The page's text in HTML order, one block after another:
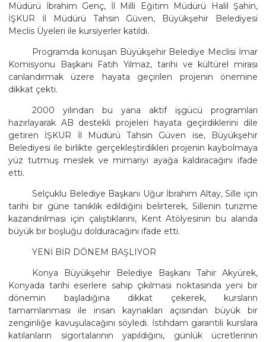
Müdürü İbrahim Genç, İl Milli Eğitim Müdürü Halil Şahin,
İŞKUR İl Müdürü Tahsin Güven, Büyükşehir Belediyesi
Meclis Üyeleri ile kursiyerler katıldı.
Programda konuşan Büyükşehir Belediye Meclisi İmar
Komisyonu Başkanı Fatih Yılmaz, tarihi ve kültürel mirası
canlandırmak üzere hayata geçirilen projenin önemine
dikkat çekti.
2000 yılından bu yana aktif işgücü programları
hazırlayarak AB destekli projeleri hayata geçirdiklerini dile
getiren İŞKUR İl Müdürü Tahsin Güven ise, Büyükşehir
Belediyesi ile birlikte gerçekleştirdikleri projenin kaybolmaya
yüz tutmuş meslek ve mimariyi ayağa kaldıracağını ifade
etti.
Selçuklu Belediye Başkanı Uğur İbrahim Altay, Sille için
tarihi bir güne tanıklık edildiğini belirterek, Sillenin turizme
kazandırılması için çalıştıklarını, Kent Atölyesinin bu alanda
büyük bir boşluğu dolduracağını ifade etti.
YENİ BİR DÖNEM BAŞLIYOR
Konya Büyükşehir Belediye Başkanı Tahir Akyürek,
Konyada tarihi eserlere sahip çıkılması noktasında yeni bir
dönemin başladığına dikkat çekerek, kursların
tamamlanması ile insan kaynakları açısından büyük bir
zenginliğe kavuşulacağını söyledi. İstihdam garantili kurslara
katılanların sigortalarının yapıldığını, günlük ücretlerinin